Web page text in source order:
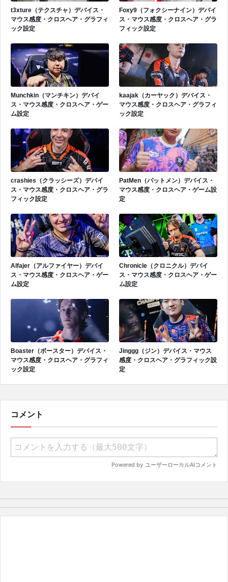
t3xture（テクスチャ）デバイス・
マウス感度・クロスヘア・グラフィ
ック設定
Foxy9（フォクシーナイン）デバイ
ス・マウス感度・クロスヘア・グラ
フィック設定
Munchkin（マンチキン）デバイ
ス・マウス感度・クロスヘア・ゲー
ム設定
kaajak（カーヤック）デバイス・
マウス感度・クロスヘア・グラフィ
ック設定
crashies（クラッシーズ）デバイ
ス・マウス感度・クロスヘア・グラ
フィック設定
PatMen（パットメン）デバイス・
マウス感度・クロスヘア・ゲーム設
定
Alfajer（アルファイヤー）デバイ
ス・マウス感度・クロスヘア・ゲー
ム設定
Chronicle（クロニクル）デバイ
ス・マウス感度・クロスヘア・ゲー
ム設定
Boaster（ボースター）デバイス・
マウス感度・クロスヘア・グラフィ
ック設定
Jinggg（ジン）デバイス・マウス
感度・クロスヘア・グラフィック設
定
コメント